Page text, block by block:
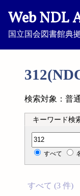
Web NDL
国立国会図書館典
検索対象：普
キーワード検
分類記号検索
すべて
すべて (3 件)